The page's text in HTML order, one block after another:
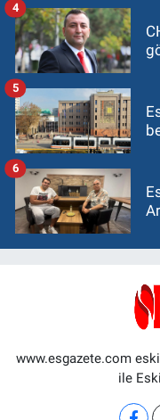
4
5
6
www.esgazete.com
ile